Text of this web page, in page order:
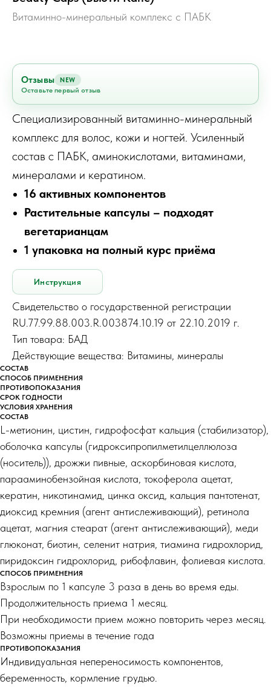
Витаминно-минеральный комплекс с ПАБК
Отзывы NEW
Оставьте первый отзыв
Специализированный витаминно-минеральный
комплекс для волос, кожи и ногтей. Усиленный
состав с ПАБК, аминокислотами, витаминами,
минералами и кератином.
16 активных компонентов
Растительные капсулы – подходят
вегетарианцам
1 упаковка на полный курс приёма
Инструкция
Свидетельство о государственной регистрации
RU.77.99.88.003.R.003874.10.19 от 22.10.2019 г.
Тип товара: БАД
Действующие вещества: Витамины, минералы
СОСТАВ
СПОСОБ ПРИМЕНЕНИЯ
ПРОТИВОПОКАЗАНИЯ
СРОК ГОДНОСТИ
УСЛОВИЯ ХРАНЕНИЯ
СОСТАВ
L-метионин, цистин, гидрофосфат кальция (стабилизатор),
оболочка капсулы (гидроксипропилметилцеллюлоза
(носитель)), дрожжи пивные, аскорбиновая кислота,
парааминобензойная кислота, токоферола ацетат,
кератин, никотинамид, цинка оксид, кальция пантотенат,
диоксид кремния (агент антислеживающий), ретинола
ацетат, магния стеарат (агент антислеживающий), меди
глюконат, биотин, селенит натрия, тиамина гидрохлорид,
пиридоксин гидрохлорид, рибофлавин, фолиевая кислота.
СПОСОБ ПРИМЕНЕНИЯ
Взрослым по 1 капсуле 3 раза в день во время еды.
Продолжительность приема 1 месяц.
При необходимости прием можно повторить через месяц.
Возможны приемы в течение года
ПРОТИВОПОКАЗАНИЯ
Индивидуальная непереносимость компонентов,
беременность, кормление грудью.